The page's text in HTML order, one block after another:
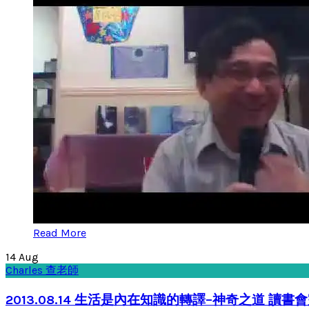
Read More
14 Aug
Charles 查老師
2013.08.14 生活是內在知識的轉譯–神奇之道 讀書